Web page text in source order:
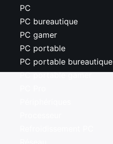
PC
PC bureautique
PC gamer
PC portable
PC portable bureautique
PC portable gamer